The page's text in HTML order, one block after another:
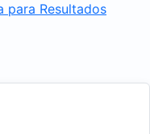
para Resultados